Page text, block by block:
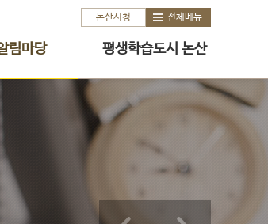
논산시청 전체메뉴
림마당 평생학습도시 논산